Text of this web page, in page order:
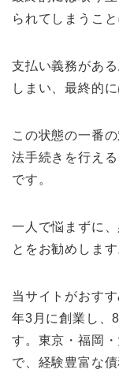
られてしまうこと
支払い義務があ
しまい、最終的
この状態の一番
法手続きを行え
です。
一人で悩まずに
とをお勧めします
当サイトがおす
年3月に創業し、
す。東京・福岡
で、経験豊富な